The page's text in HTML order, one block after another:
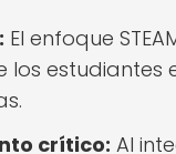
El enfoque
estudiantes
crítico: Al